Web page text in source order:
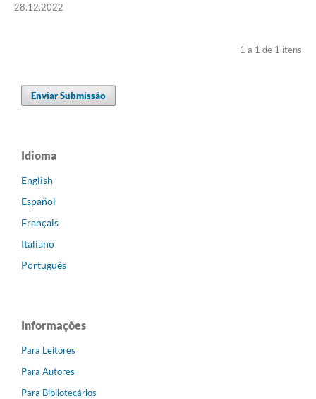
28.12.2022
1 a 1 de 1 itens
Enviar Submissão
Idioma
English
Español
Français
Italiano
Português
Informações
Para Leitores
Para Autores
Para Bibliotecários